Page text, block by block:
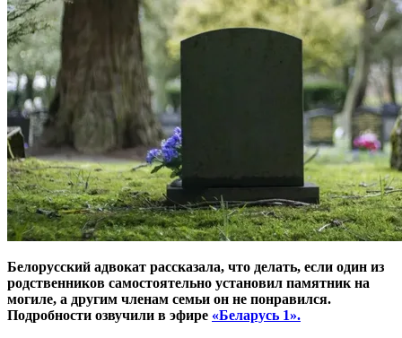
Белорусский адвокат рассказала, что делать, если один из
родственников самостоятельно установил памятник на
могиле, а другим членам семьи он не понравился.
Подробности озвучили в эфире «Беларусь 1».